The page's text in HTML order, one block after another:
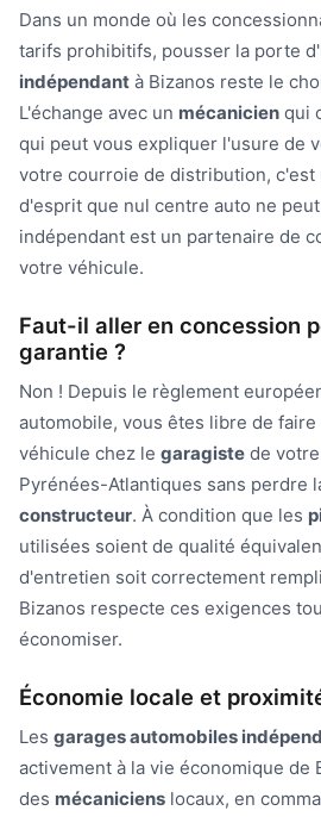
Dans un monde où les
tarifs prohibitifs, pousser la porte
indépendant à Bizanos reste le
L'échange avec un mécanicien qui
qui peut vous expliquer l'usure de
votre courroie de distribution, c'est
d'esprit que nul centre auto ne
indépendant est un partenaire de
votre véhicule.
Faut-il aller en concession
garantie ?
Non ! Depuis le règlement
automobile, vous êtes libre de
véhicule chez le garagiste de
Pyrénées-Atlantiques sans perdre
constructeur. À condition que les
utilisées soient de qualité
d'entretien soit correctement
Bizanos respecte ces exigences
économiser.
Économie locale et
Les garages automobiles
activement à la vie économique de
des mécaniciens locaux, en